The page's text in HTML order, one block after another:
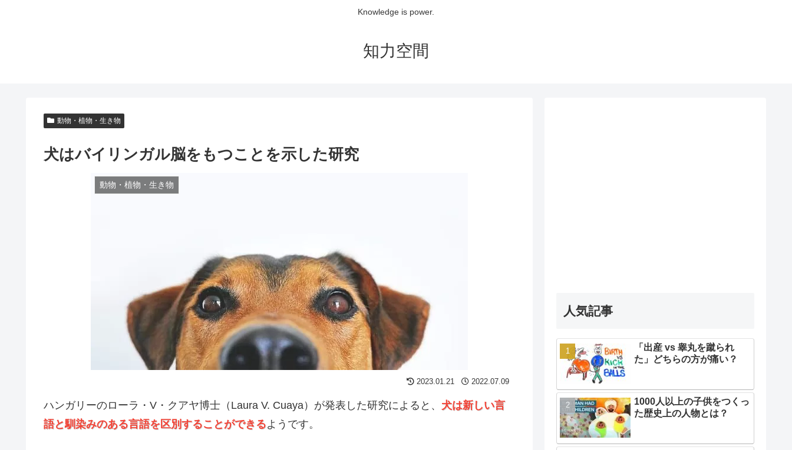
Knowledge is power.
知力空間
動物・植物・生き物
犬はバイリンガル脳をもつことを示した研究
動物・植物・生き物
2023.01.21 2022.07.09
ハンガリーのローラ・V・クアヤ博士（Laura V. Cuaya）が発表した研究によると、 犬は新しい言
語と馴染みのある言語を区別することができるようです。
人気記事
「出産 vs 睾丸を蹴られ
た」どちらの方が痛い？
1000人以上の子供をつくっ
た歴史上の人物とは？